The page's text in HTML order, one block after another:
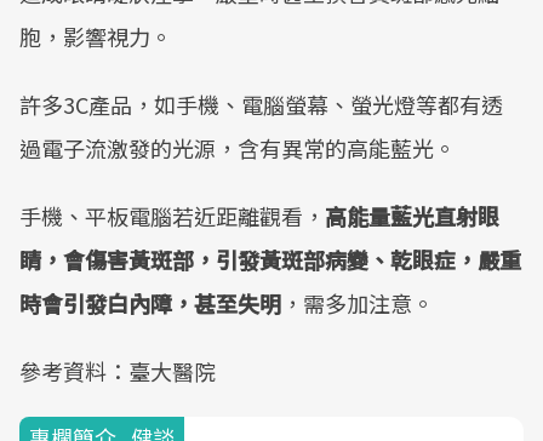
胞，影響視力。
許多3C產品，如手機、電腦螢幕、螢光燈等都有透
過電子流激發的光源，含有異常的高能藍光。
手機、平板電腦若近距離觀看， 高能量藍光直射眼
睛，會傷害黃斑部，引發黃斑部病變、乾眼症，嚴重
時會引發白內障，甚至失明 ，需多加注意。
參考資料：臺大醫院